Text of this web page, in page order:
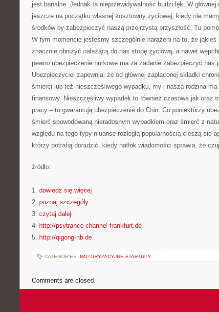
jest banalne. Jednak ta nieprzewidywalność budzi lęk. W
jeszcze na początku własnej kosztowny życiowej, kiedy nie
środków by zabezpieczyć naszą przejrzystą przyszłość. Tu
W tym momencie jesteśmy szczególnie narażeni na to, że
znacznie obniżyć należącą do nas stopę życiową, a nawet
pewno ubezpieczenie nurkowe ma za zadanie zabezpieczyć nas
Ubezpieczyciel zapewnia, że od głównej zapłaconej składki
śmierci lub też nieszczęśliwego wypadku, my i nasza rodzina
finansowy. Nieszczęśliwy wypadek to również czasowa jak oraz
pracy – to gwarantują ubezpieczenie do Chin. Co poniektórzy
śmierć spowodowaną nieradosnym wypadkiem oraz śmierć z
względu na tego typy niuanse rozległą popularnością cieszą się
którzy potrafią doradzić, kiedy natłok wiadomości sprawia, że
źródło:
———————————
1. dowiedz się więcej
2. poznaj szczegóły
3. czytaj dalej
4. http://psytrance-channel-frankfurt.de
5. http://qigong-hb.de
CATEGORIES: MOTORYZACYJNE STARTUPY
Comments are closed.